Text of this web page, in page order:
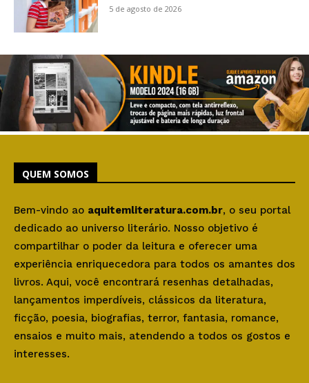
5 de agosto de 2026
QUEM SOMOS
Bem-vindo ao aquitemliteratura.com.br, o seu portal
dedicado ao universo literário. Nosso objetivo é
compartilhar o poder da leitura e oferecer uma
experiência enriquecedora para todos os amantes dos
livros. Aqui, você encontrará resenhas detalhadas,
lançamentos imperdíveis, clássicos da literatura,
ficção, poesia, biografias, terror, fantasia, romance,
ensaios e muito mais, atendendo a todos os gostos e
interesses.